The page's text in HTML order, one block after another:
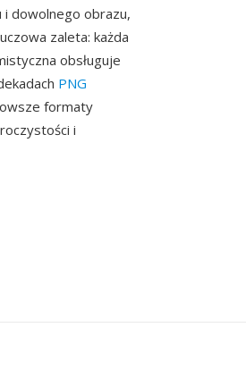
dowolnego obrazu,
zaleta: każda
obsługuje
PNG
formaty
i